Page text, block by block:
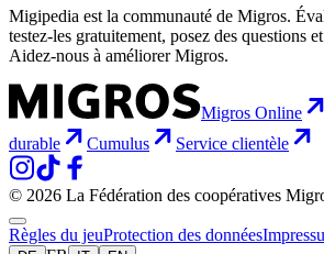
Migipedia est la communauté de Migros.
testez-les gratuitement, posez des questions
Aidez-nous à améliorer Migros.
Migros Online
durable
Cumulus Service clientèle
© 2026 La Fédération des coopératives
Règles du jeuProtection des données